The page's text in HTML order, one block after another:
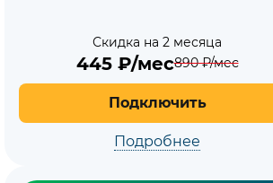
Скидка на 2 месяца
445₽/мес890₽/мес
Подключить
Подробнее